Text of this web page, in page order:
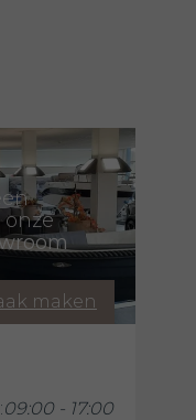
onze
maken
09:00 - 17:00